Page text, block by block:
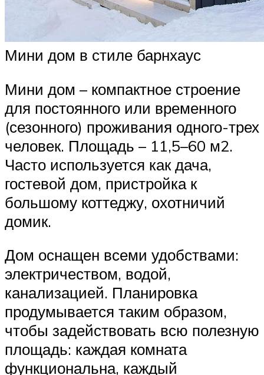
Мини дом в стиле барнхаус
Мини дом – компактное строение
для постоянного или временного
(сезонного) проживания одного-трех
человек. Площадь – 11,5–60 м2.
Часто используется как дача,
гостевой дом, пристройка к
большому коттеджу, охотничий
домик.
Дом оснащен всеми удобствами:
электричеством, водой,
канализацией. Планировка
продумывается таким образом,
чтобы задействовать всю полезную
площадь: каждая комната
функциональна, каждый